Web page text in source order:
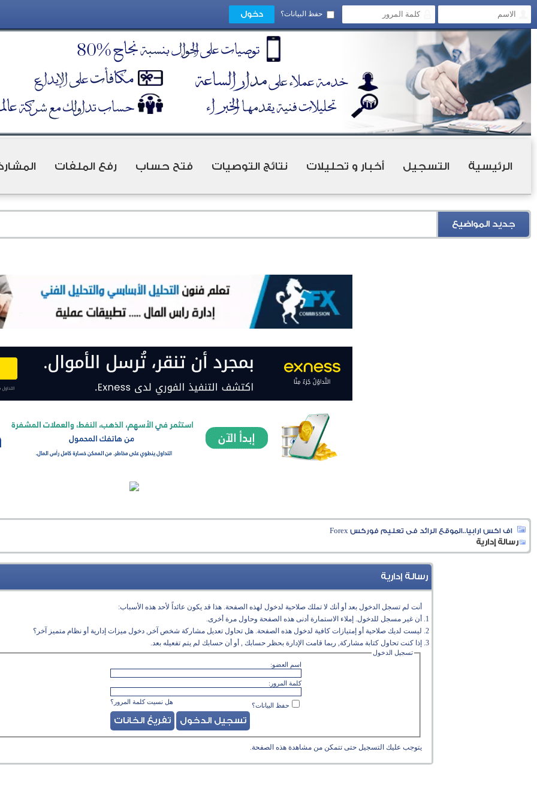
حفظ البيانات؟
الرئيسية التسجيل أخبار و تحليلات نتائج التوصيات فتح حساب رفع الملفات
جديد المواضيع
اف اكس ارابيا..الموقع الرائد فى تعليم فوركس Forex
رسالة إدارية
رسالة إدارية
أنت لم تسجل الدخول بعد أو أنك لا تملك صلاحية لدخول لهذه الصفحة. هذا قد يكون عائداً لأحد هذه الأسباب:
أن غير مسجل للدخول. إملاء الاستمارة أدنى هذه الصفحة وحاول مرة أخرى.
ليست لديك صلاحية أو إمتيازات كافية لدخول هذه الصفحة. هل تحاول تعديل مشاركة شخص آخر, دخول ميزات إدارية أو نظام متميز آخر؟
إذا كنت تحاول كتابة مشاركة, ربما قامت الإدارة بحظر حسابك , أو أن حسابك لم يتم تفعيله بعد.
تسجيل الدخول
اسم العضو:
كلمة المرور:
هل نسيت كلمة المرور؟ حفظ البيانات؟
يتوجب عليكالتسجيل حتى تتمكن من مشاهدة هذه الصفحة.